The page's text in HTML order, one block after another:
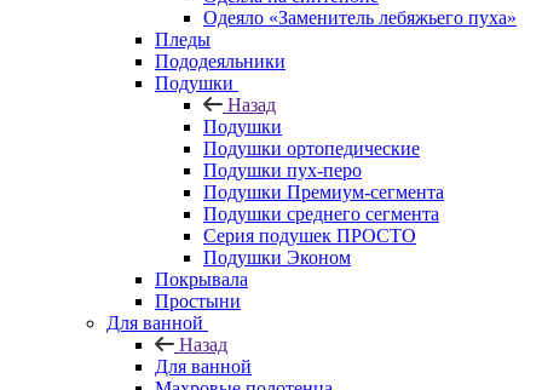
Одеяло «Заменитель лебяжьего пуха»
Пледы
Пододеяльники
Подушки
Назад
Подушки
Подушки ортопедические
Подушки пух-перо
Подушки Премиум-сегмента
Подушки среднего сегмента
Серия подушек ПРОСТО
Подушки Эконом
Покрывала
Простыни
Для ванной
Назад
Для ванной